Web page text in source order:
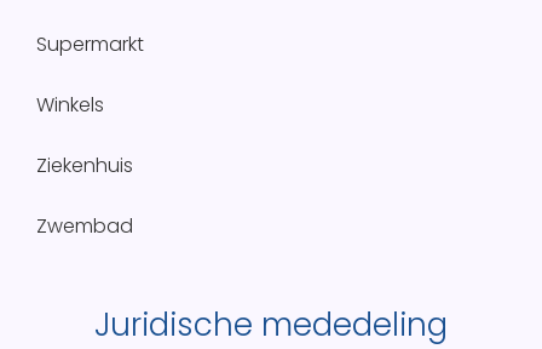
Supermarkt
Winkels
Ziekenhuis
Zwembad
Juridische mededeling